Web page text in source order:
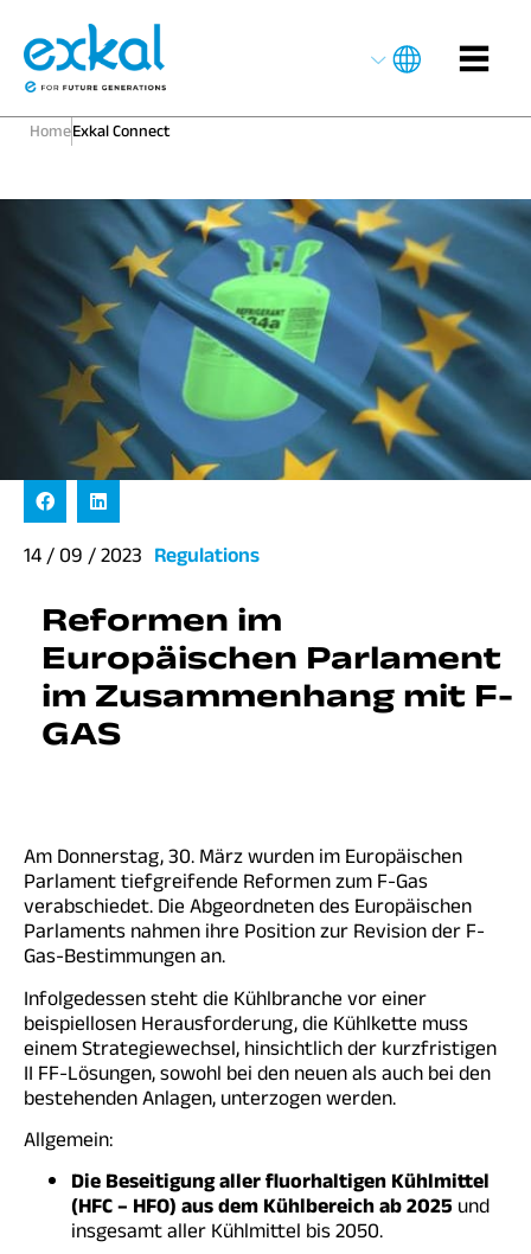
HomeExkal Connect
14 / 09 / 2023 Regulations
Reformen im
Europäischen Parlament
im Zusammenhang mit F-
GAS
Am Donnerstag, 30. März wurden im Europäischen
Parlament tiefgreifende Reformen zum F-Gas
verabschiedet. Die Abgeordneten des Europäischen
Parlaments nahmen ihre Position zur Revision der F-
Gas-Bestimmungen an.
Infolgedessen steht die Kühlbranche vor einer
beispiellosen Herausforderung, die Kühlkette muss
einem Strategiewechsel, hinsichtlich der kurzfristigen
II FF-Lösungen, sowohl bei den neuen als auch bei den
bestehenden Anlagen, unterzogen werden.
Allgemein:
Die Beseitigung aller fluorhaltigen Kühlmittel
(HFC – HFO) aus dem Kühlbereich ab 2025 und
insgesamt aller Kühlmittel bis 2050.